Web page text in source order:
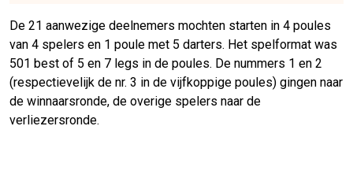
De 21 aanwezige deelnemers mochten starten in 4 poules
van 4 spelers en 1 poule met 5 darters. Het spelformat was
501 best of 5 en 7 legs in de poules. De nummers 1 en 2
(respectievelijk de nr. 3 in de vijfkoppige poules) gingen naar
de winnaarsronde, de overige spelers naar de
verliezersronde.